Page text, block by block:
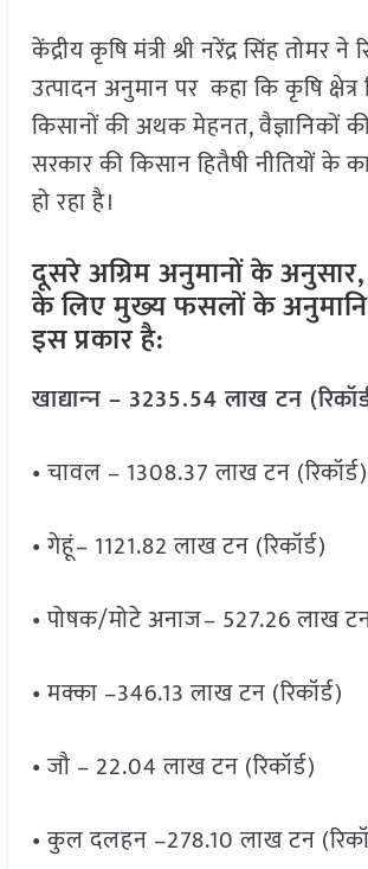
केंद्रीय कृषि मंत्री श्री नरेंद्र सिंह तोमर ने
उत्पादन अनुमान पर कहा कि कृषि क्षेत्र
किसानों की अथक मेहनत, वैज्ञानिकों
सरकार की किसान हितैषी नीतियों के
हो रहा है।
दूसरे अग्रिम अनुमानों के
के लिए मुख्‍य फसलों के
इस प्रकार है:
खाद्यान्‍न – 3235.54 लाख टन
• चावल – 1308.37 लाख टन (रिकॉर्ड)
• गेहूं– 1121.82 लाख टन (रिकॉर्ड)
• पोषक/मोटे अनाज– 527.26 लाख
• मक्का –346.13 लाख टन (रिकॉर्ड)
• जौ – 22.04 लाख टन (रिकॉर्ड)
• कुल दलहन –278.10 लाख टन